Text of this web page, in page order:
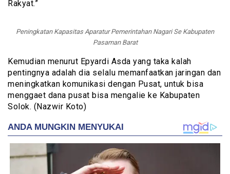
Rakyat.”
Peningkatan Kapasitas Aparatur Pemerintahan Nagari Se Kabupaten
Pasaman Barat
Kemudian menurut Epyardi Asda yang taka kalah
pentingnya adalah dia selalu memanfaatkan jaringan dan
meningkatkan komunikasi dengan Pusat, untuk bisa
menggaet dana pusat bisa mengalie ke Kabupaten
Solok. (Nazwir Koto)